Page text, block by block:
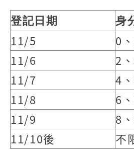
登記日期 身
11/5
0
11/6
2
11/7
4
11/8
6
11/9
8
11/10後
不